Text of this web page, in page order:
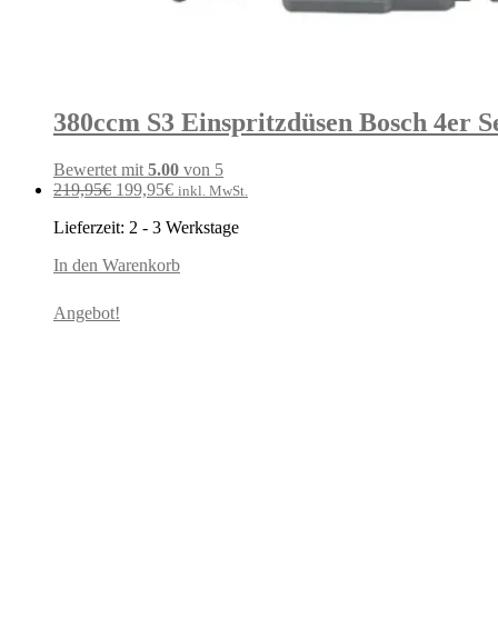
380ccm S3 Einspritzdüsen Bosch 4er
Bewertet mit 5.00 von 5
219,95€ Ursprünglicher
war:
199,95€Aktueller
ist:
inkl. MwSt.
Lieferzeit: 2 - 3 Werkstage
In den Warenkorb
Angebot!